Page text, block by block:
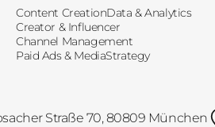
Content CreationData & Analytics
Creator & Influencer
Channel Management
Paid Ads & MediaStrategy
Straße 70, 80809 München